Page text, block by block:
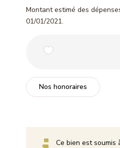
Montant estimé des
01/01/2021.
Nos honoraires
Ce bien est soumis